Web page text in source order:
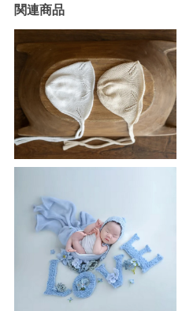
関連商品